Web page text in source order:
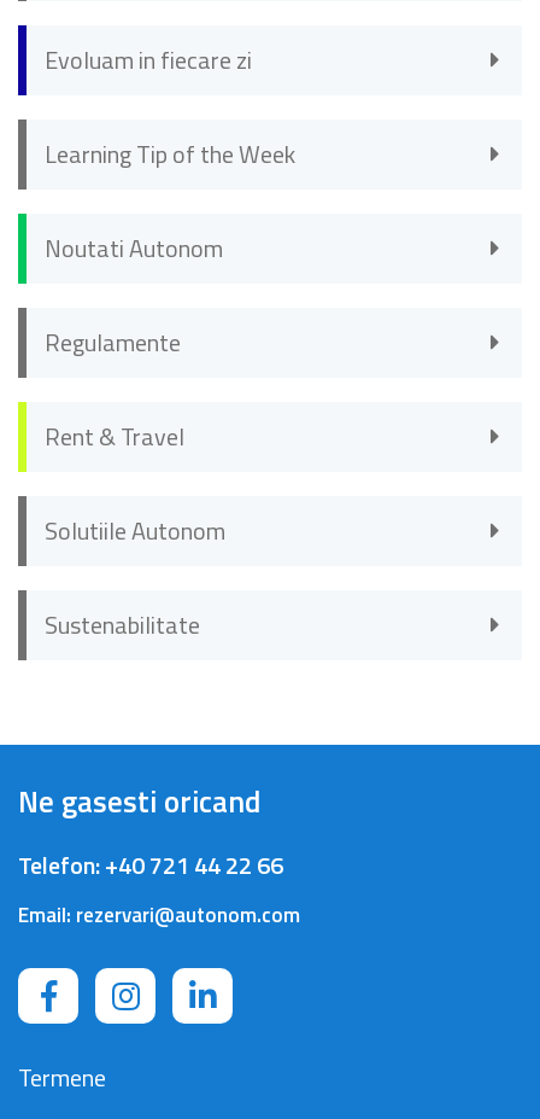
Evoluam in fiecare zi
Learning Tip of the Week
Noutati Autonom
Regulamente
Rent & Travel
Solutiile Autonom
Sustenabilitate
Ne gasesti oricand
Telefon:+40 721 44 22 66
Email: rezervari@autonom.com
Termene